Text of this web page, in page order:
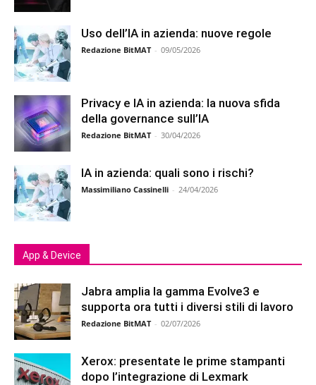
Uso dell’IA in azienda: nuove regole
Redazione BitMAT - 09/05/2026
Privacy e IA in azienda: la nuova sfida
della governance sull’IA
Redazione BitMAT - 30/04/2026
IA in azienda: quali sono i rischi?
Massimiliano Cassinelli - 24/04/2026
App & Device
Jabra amplia la gamma Evolve3 e
supporta ora tutti i diversi stili di lavoro
Redazione BitMAT - 02/07/2026
Xerox: presentate le prime stampanti
dopo l’integrazione di Lexmark